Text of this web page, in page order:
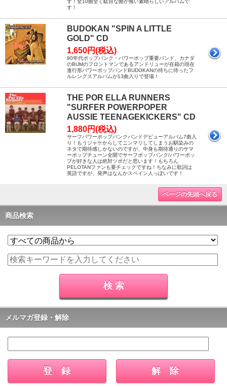
す！全10曲全く駄目な曲が無い素晴らしいアルバムで
す！
BUDOKAN "SPIN A LITTLE
GOLD" CD
1,650円(税込)
90年代ポップパンク・パワーポップ重要バンド、カナダ
のBUMのフロントマンであるアンドリューが在籍の現在
進行形パワーポップバンドBUDOKANの待ちに待ったフ
ルレングスアルバムが13曲入りで登場！
THE POR ELLA RUNNERS
"SURFER POWERPOPER
AUSSIE TEENAGEKICKERS" CD
1,880円(税込)
サーフパワーポップパンクバンドデビューアルバム7曲入
り！もうジャケからしてニンマリしてしまうお馴染みの
ネタで期待感しかないのですが、中身も期待通りのサマ
ーポップチューン全開でサーフポップパンク/パワーポッ
プが好きな人は絶対ツボだと思います！もちろん
PELOTANファンも要チェックですね！ちなみに歌詞は
英語ですが、発声はなんかスペイン人っぽいです！
ページの先頭へ戻る
商品検索
メルマガ登録・解除